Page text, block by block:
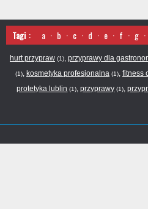
Tagi : a · b · c · d · e · f · g ·
hurt przypraw (1), przyprawy dla
(1), kosmetyka profesjonalna (1), fitness
protetyka lublin (1),przyprawy (1),